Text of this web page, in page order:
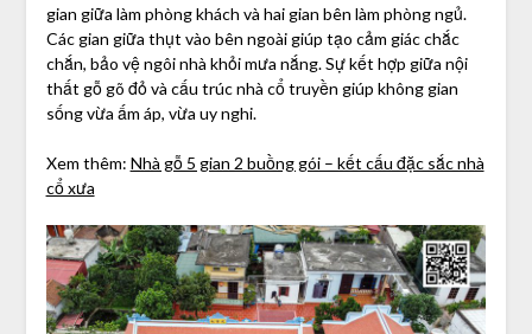
gian giữa làm phòng khách và hai gian bên làm phòng ngủ.
Các gian giữa thụt vào bên ngoài giúp tạo cảm giác chắc
chắn, bảo vệ ngôi nhà khỏi mưa nắng. Sự kết hợp giữa nội
thất gỗ gõ đỏ và cấu trúc nhà cổ truyền giúp không gian
sống vừa ấm áp, vừa uy nghi.
Xem thêm: Nhà gỗ 5 gian 2 buồng gói – kết cấu đặc sắc nhà
cổ xưa